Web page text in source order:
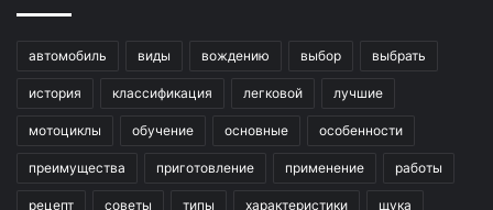
автомобиль виды вождению выбор выбрать
история классификация легковой лучшие
мотоциклы обучение основные особенности
преимущества приготовление применение работы
рецепт советы типы характеристики щука